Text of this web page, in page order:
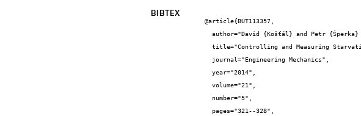
BIBTEX
@article{BUT113357,